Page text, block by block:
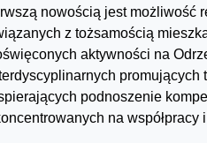
nowością jest możliwość
z tożsamością
aktywności na
podnoszenie
na